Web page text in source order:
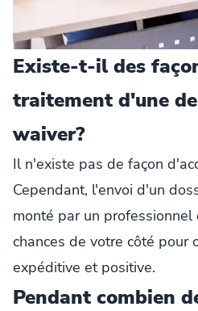
Existe-t-il des
traitement d'une
waiver?
Il n'existe pas de façon
Cependant, l'envoi d'un
monté par un
chances de votre côté pour
expéditive et positive.
Pendant combien